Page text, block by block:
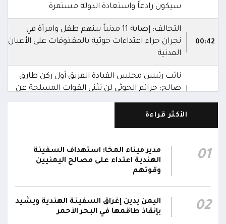
سيكون رادعاً واستعادة الدولة مستمرة
00:42
التحالف: إصابة 11 مدنياً بينهم طفل وامرأة في
نجران جراء اعتداءات حوثية بالمقذوفات على الأعيان
المدنية
نائب رئيس مجلس القيادة الفريق أول ركن طارق
صالح: جرائم الحوثي لن تثني القوات المسلحة عن
أداء واجبها الوطني واستعادة الدولة وعاصمتها
صنعاء
00:28
صالح يشيد بالروح القتالية العالية لكافة منتسبي
الفرقتين الأولى والثالثة وحسن التعامل مع الموقف
وثبات المقاتلين في مواقعهم
00:26
الفريق أول ركن طارق صالح يعزي في اتصالين
هاتفيين قائدي الفرقتين الأولى والثالثة طوارئ في
استشهاد عدد من الأبطال بالهجوم الحوثي الغادر
الأكثر قراءة
01
مدير ميناء المخا: استهداف السفينة
الهندية اعتداء على مصالح اليمنيين
وقوتهم
02
اليمن يدين إغراق السفينة الهندية ويشيد
بإنقاذ طاقمها في البحر الأحمر